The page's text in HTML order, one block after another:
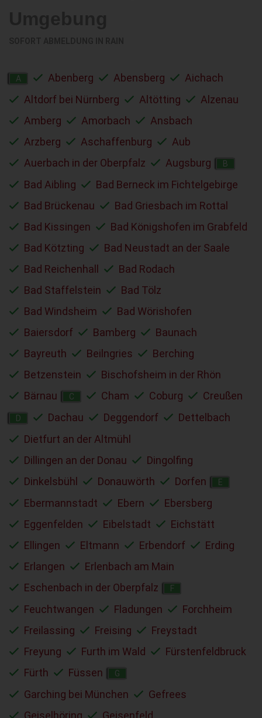
A Abenberg Abensberg
Aichach
Altdorf bei Nürnberg
Altötting
Alzenau
Amberg
Amorbach
Ansbach
Arzberg
Aschaffenburg
Aub
Auerbach in der Oberpfalz
Augsburg B
Bad Aibling
Bad Berneck im Fichtelgebirge
Bad Brückenau
Bad Griesbach im Rottal
Bad Kissingen
Bad Königshofen im Grabfeld
Bad Kötzting
Bad Neustadt an der Saale
Bad Reichenhall
Bad Rodach
Bad Staffelstein
Bad Tölz
Bad Windsheim
Bad Wörishofen
Baiersdorf
Bamberg
Baunach
Bayreuth
Beilngries
Berching
Betzenstein
Bischofsheim in der Rhön
Bärnau
C Cham Coburg Creußen
D Dachau Deggendorf
Dettelbach
Dietfurt an der Altmühl
Dillingen an der Donau
Dingolfing
Dinkelsbühl
Donauwörth Dorfen E
Ebermannstadt Ebern
Ebersberg
Eggenfelden
Eibelstadt
Eichstätt
Ellingen
Eltmann Erbendorf
Erding
Erlangen
Erlenbach am Main
Eschenbach in der Oberpfalz
F
Feuchtwangen Fladungen
Forchheim
Freilassing
Freising
Freystadt
Freyung
Furth im Wald
Fürstenfeldbruck
Fürth
Füssen G
Garching bei München
Gefrees
Geiselhöring
Geisenfeld